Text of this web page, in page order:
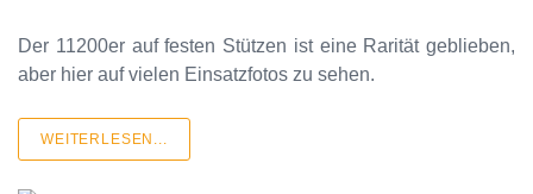
Der 11200er auf festen Stützen ist eine Rarität geblieben,
aber hier auf vielen Einsatzfotos zu sehen.
WEITERLESEN...